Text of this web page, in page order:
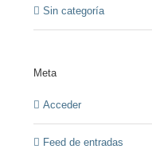
Sin categoría
Meta
Acceder
Feed de entradas